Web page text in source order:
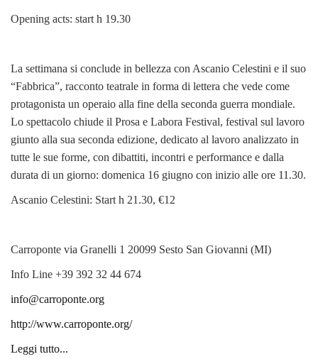
Opening acts: start h 19.30
La settimana si conclude in bellezza con Ascanio Celestini e il suo
“Fabbrica”, racconto teatrale in forma di lettera che vede come
protagonista un operaio alla fine della seconda guerra mondiale.
Lo spettacolo chiude il Prosa e Labora Festival, festival sul lavoro
giunto alla sua seconda edizione, dedicato al lavoro analizzato in
tutte le sue forme, con dibattiti, incontri e performance e dalla
durata di un giorno: domenica 16 giugno con inizio alle ore 11.30.
Ascanio Celestini: Start h 21.30, €12
Carroponte via Granelli 1 20099 Sesto San Giovanni (MI)
Info Line +39 392 32 44 674
info@carroponte.org
http://www.carroponte.org/
Leggi tutto...